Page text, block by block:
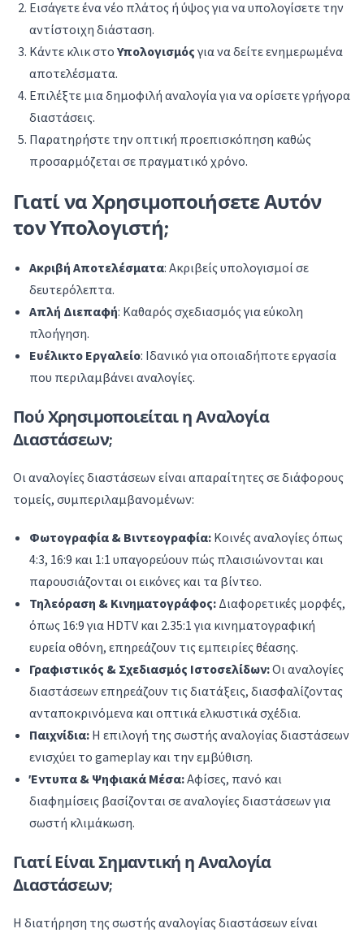
Εισάγετε ένα νέο πλάτος ή ύψος για να υπολογίσετε την
αντίστοιχη διάσταση.
Κάντε κλικ στοΥπολογισμόςγια να δείτε ενημερωμένα
αποτελέσματα.
Επιλέξτε μια δημοφιλή αναλογία για να ορίσετε γρήγορα
διαστάσεις.
Παρατηρήστε την οπτική προεπισκόπηση καθώς
προσαρμόζεται σε πραγματικό χρόνο.
Γιατί να Χρησιμοποιήσετε Αυτόν
τον Υπολογιστή;
Ακριβή Αποτελέσματα: Ακριβείς υπολογισμοί σε
δευτερόλεπτα.
Απλή Διεπαφή: Καθαρός σχεδιασμός για εύκολη
πλοήγηση.
Ευέλικτο Εργαλείο: Ιδανικό για οποιαδήποτε εργασία
που περιλαμβάνει αναλογίες.
Πού Χρησιμοποιείται η Αναλογία
Διαστάσεων;
Οι αναλογίες διαστάσεων είναι απαραίτητες σε διάφορους
τομείς, συμπεριλαμβανομένων:
Φωτογραφία & Βιντεογραφία:Κοινές αναλογίες όπως
4:3, 16:9 και 1:1 υπαγορεύουν πώς πλαισιώνονται και
παρουσιάζονται οι εικόνες και τα βίντεο.
Τηλεόραση & Κινηματογράφος:Διαφορετικές μορφές,
όπως 16:9 για HDTV και 2.35:1 για κινηματογραφική
ευρεία οθόνη, επηρεάζουν τις εμπειρίες θέασης.
Γραφιστικός & Σχεδιασμός Ιστοσελίδων:Οι αναλογίες
διαστάσεων επηρεάζουν τις διατάξεις, διασφαλίζοντας
ανταποκρινόμενα και οπτικά ελκυστικά σχέδια.
Παιχνίδια:Η επιλογή της σωστής αναλογίας διαστάσεων
ενισχύει το gameplay και την εμβύθιση.
Έντυπα & Ψηφιακά Μέσα:Αφίσες, πανό και
διαφημίσεις βασίζονται σε αναλογίες διαστάσεων για
σωστή κλιμάκωση.
Γιατί Είναι Σημαντική η Αναλογία
Διαστάσεων;
Η διατήρηση της σωστής αναλογίας διαστάσεων είναι